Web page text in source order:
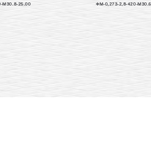
М30.8-25.00 ФМ-0,273-2,8-420-